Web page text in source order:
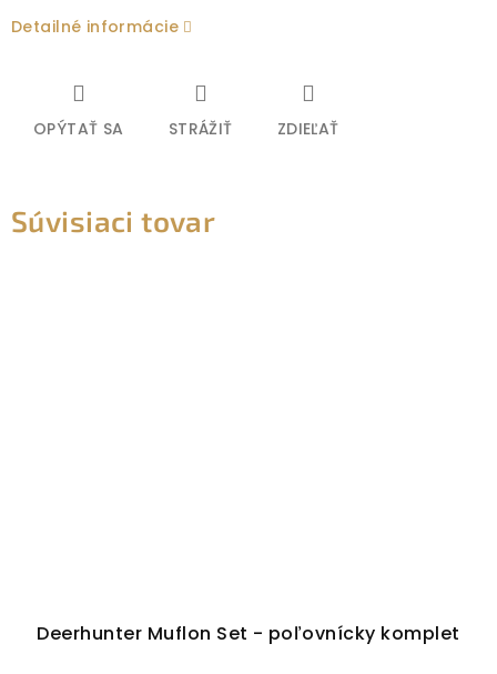
Detailné informácie
OPÝTAŤ SA STRÁŽIŤ ZDIEĽAŤ
Súvisiaci tovar
Deerhunter Muflon Set - poľovnícky komplet